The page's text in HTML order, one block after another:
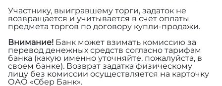
Участнику, выигравшему торги, задаток не
возвращается и учитывается в счет оплаты
предмета торгов по договору купли-продажи.
Внимание! Банк может взимать комиссию за
перевод денежных средств согласно тарифам
банка (какую именно уточняйте, пожалуйста, в
своем банке). Возврат задатка физическому
лицу без комиссии осуществляется на карточку
ОАО «Сбер Банк».